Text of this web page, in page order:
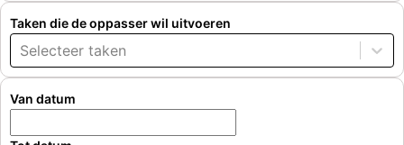
Taken die de oppasser wil uitvoeren
Selecteer taken
Van datum